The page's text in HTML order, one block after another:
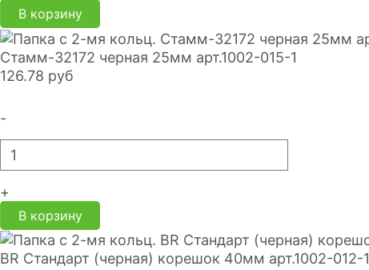
В корзину
Стамм-32172 черная 25мм арт.1002-015-1
126.78 руб
-
+
В корзину
BR Стандарт (черная) корешок 40мм арт.1002-012-1